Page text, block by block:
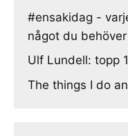
#ensakidag -
något du
Ulf Lundell: topp
The things I do